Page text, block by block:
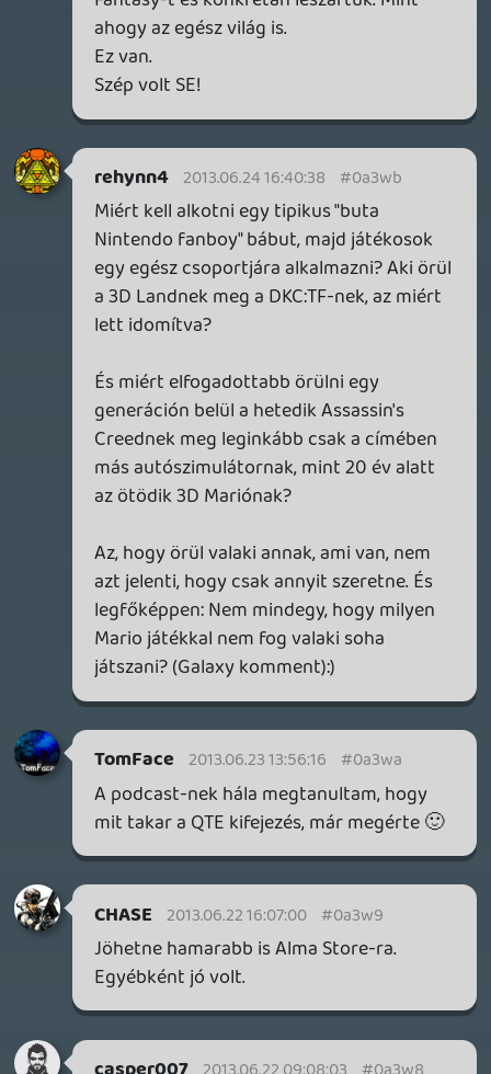
Target 2013.06.21 12:27:54 #0a3w5
A podcestbe ahhoz annyit, hogy meglepő,
hogy az FF-nél a metroszexuális
főhősöket negatív és új dologként lettek
megemlitve, kb: nagyon régóta
sorozatban, csak most lett olyan szép a
grafika, hogy már érdemben is
meglátszodjon. 😃
Tommy_Angelo 2013.06.21 11:45:35
#0a3w4
Kiváló podcast volt, köszönjük! 🙂
casper007 2013.06.21 11:25:22 #0a3w3
Én a KI részig bírtam. Na nem azért, mert
rossz lenne, csak ma hajnalban már erősen
ragadt le a szemem. 🙂
Még csak az első felét hallgattam meg, de
tényleg nagyon jó. 😃
kaloz2 2013.06.21 08:09:57 #0a3w1
Megint fasza volt nem is volt hosszú.
Várom a rendezői változatot 😃 kösz
srácok 😃
Adibadi 2013.06.21 08:08:32
Dobjátok fel légyszi Istore-ra is!
120-ig jók vagytok, ha ilyen jó az anyag 😎
liquid 2013.06.20 23:01:12
Boomer
szívesen rásánnám